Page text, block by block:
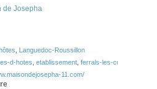
de Josepha
Languedoc-Roussillon
d-hotes etablissement ferrals-les-corbieres
11.com/